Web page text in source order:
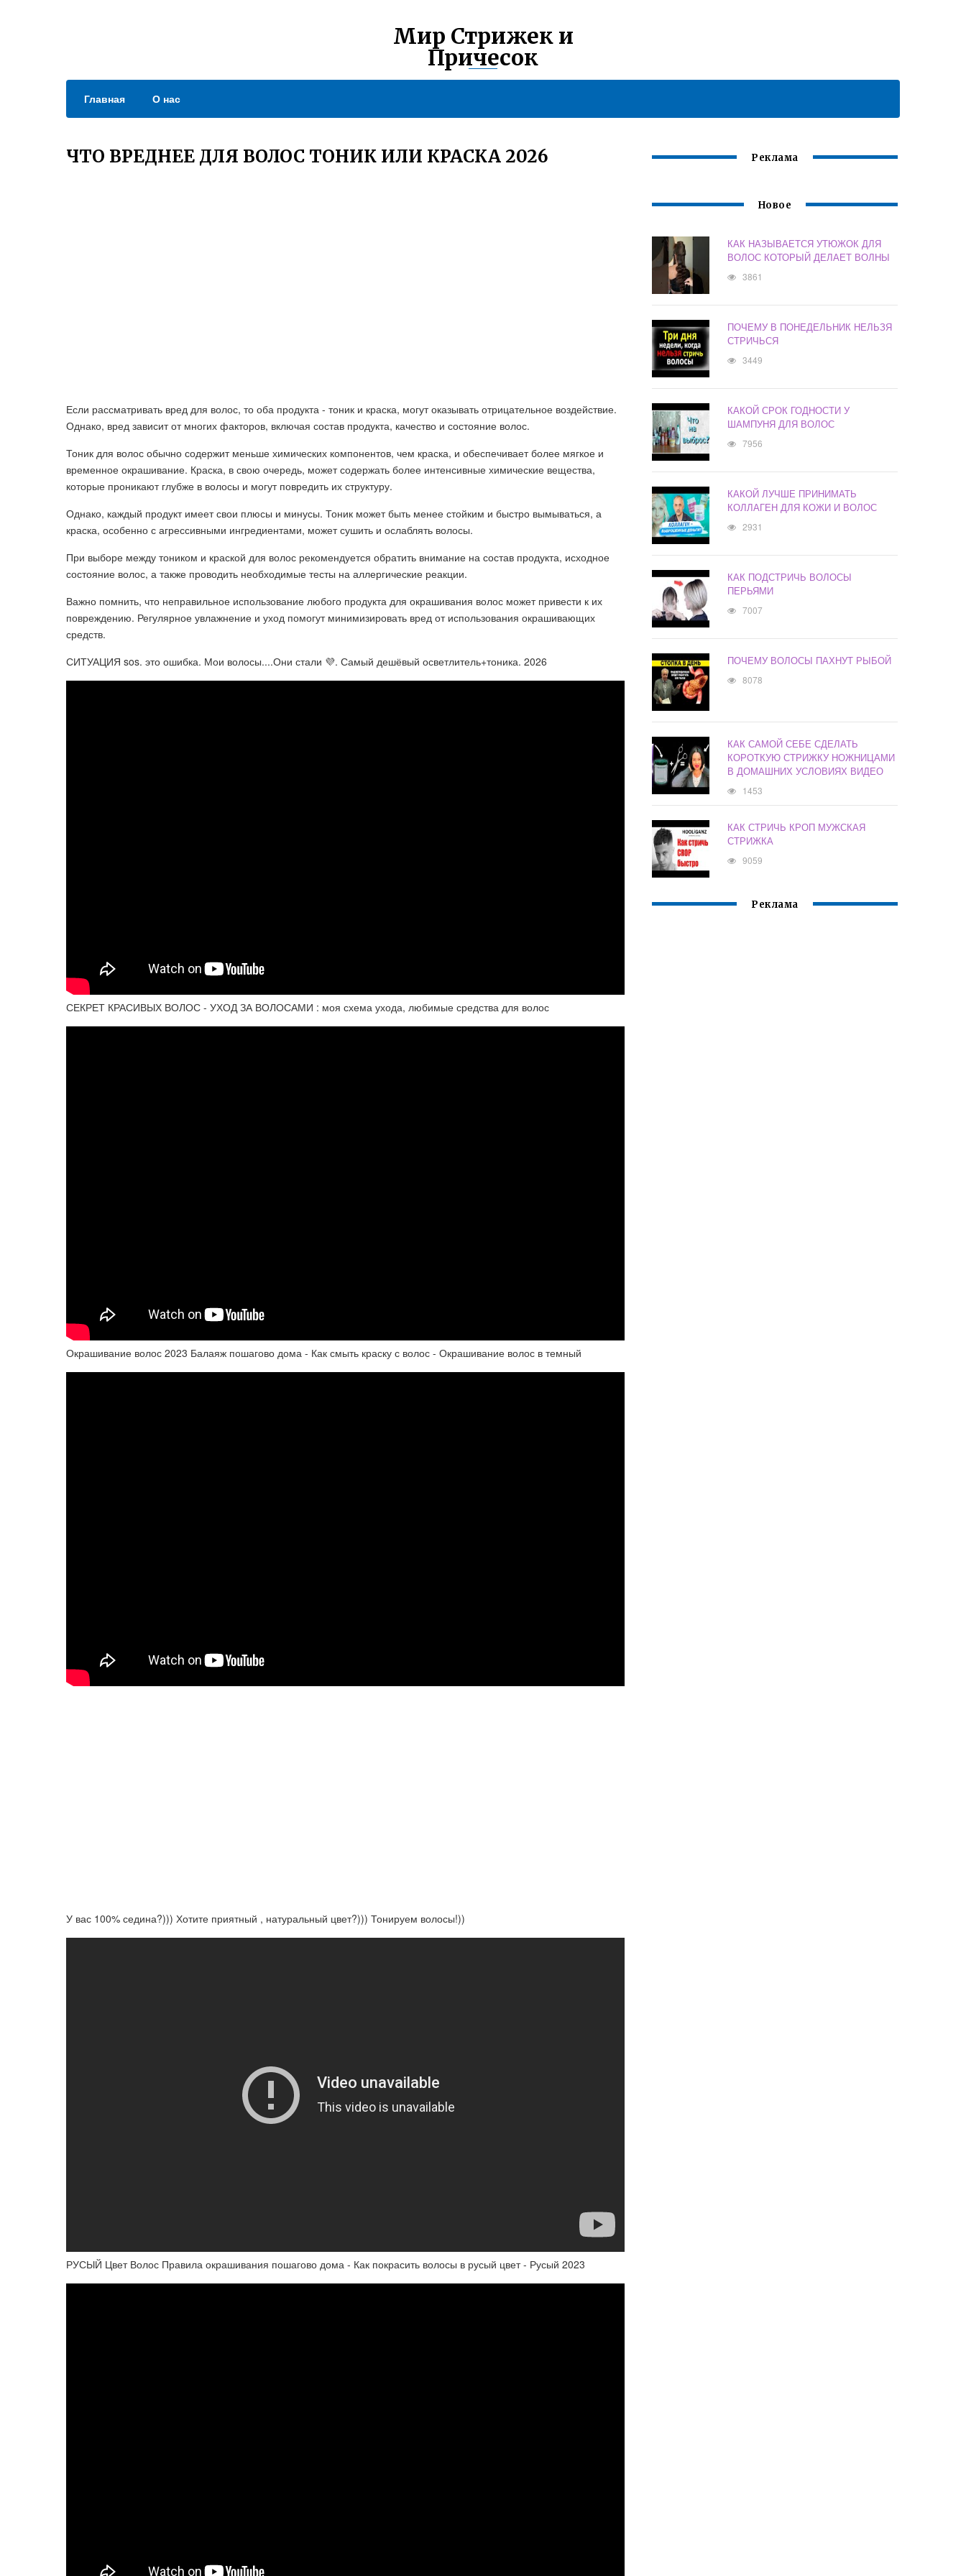
Мир Стрижек и
Причесок
Главная О нас
ЧТО ВРЕДНЕЕ ДЛЯ ВОЛОС ТОНИК ИЛИ КРАСКА 2026
Если рассматривать вред для волос, то оба продукта - тоник и краска, могут оказывать отрицательное воздействие.
Однако, вред зависит от многих факторов, включая состав продукта, качество и состояние волос.
Тоник для волос обычно содержит меньше химических компонентов, чем краска, и обеспечивает более мягкое и
временное окрашивание. Краска, в свою очередь, может содержать более интенсивные химические вещества,
которые проникают глубже в волосы и могут повредить их структуру.
Однако, каждый продукт имеет свои плюсы и минусы. Тоник может быть менее стойким и быстро вымываться, а
краска, особенно с агрессивными ингредиентами, может сушить и ослаблять волосы.
При выборе между тоником и краской для волос рекомендуется обратить внимание на состав продукта, исходное
состояние волос, а также проводить необходимые тесты на аллергические реакции.
Важно помнить, что неправильное использование любого продукта для окрашивания волос может привести к их
повреждению. Регулярное увлажнение и уход помогут минимизировать вред от использования окрашивающих
средств.
СИТУАЦИЯ sos. это ошибка. Мои волосы....Они стали 💜. Самый дешёвый осветлитель+тоника. 2026
СЕКРЕТ КРАСИВЫХ ВОЛОС - УХОД ЗА ВОЛОСАМИ : моя схема ухода, любимые средства для волос
Окрашивание волос 2023 Балаяж пошагово дома - Как смыть краску с волос - Окрашивание волос в темный
У вас 100% седина?))) Хотите приятный , натуральный цвет?))) Тонируем волосы!))
РУСЫЙ Цвет Волос Правила окрашивания пошагово дома - Как покрасить волосы в русый цвет - Русый 2023
Реклама
Новое
КАК НАЗЫВАЕТСЯ УТЮЖОК ДЛЯ
ВОЛОС КОТОРЫЙ ДЕЛАЕТ ВОЛНЫ
3861
ПОЧЕМУ В ПОНЕДЕЛЬНИК НЕЛЬЗЯ
СТРИЧЬСЯ
3449
КАКОЙ СРОК ГОДНОСТИ У
ШАМПУНЯ ДЛЯ ВОЛОС
7956
КАКОЙ ЛУЧШЕ ПРИНИМАТЬ
КОЛЛАГЕН ДЛЯ КОЖИ И ВОЛОС
2931
КАК ПОДСТРИЧЬ ВОЛОСЫ
ПЕРЬЯМИ
7007
ПОЧЕМУ ВОЛОСЫ ПАХНУТ РЫБОЙ
8078
КАК САМОЙ СЕБЕ СДЕЛАТЬ
КОРОТКУЮ СТРИЖКУ НОЖНИЦАМИ
В ДОМАШНИХ УСЛОВИЯХ ВИДЕО
1453
КАК СТРИЧЬ КРОП МУЖСКАЯ
СТРИЖКА
9059
Реклама